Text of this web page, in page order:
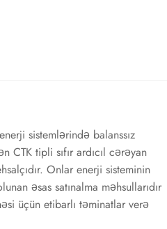
sistemlərində balanssız
CTK tipli sıfır ardıcıl cərəyan
Onlar enerji sisteminin
əsas satınalma məhsullarıdır
üçün etibarlı təminatlar verə